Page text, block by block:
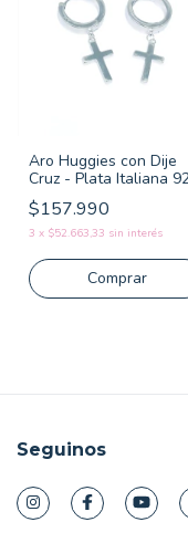
Aro Huggies con Dije
Cruz - Plata Italiana
$157.990
3 x $52.663,33 sin interés
Seguinos